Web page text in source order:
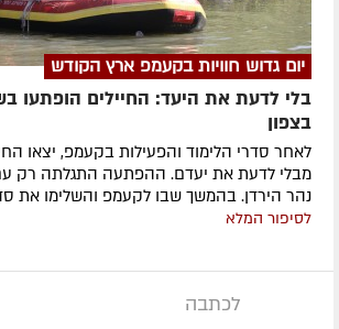
יום גדוש חוויות בקעמפ ארץ הקודש
בלי לדעת את היעד: החיילים הופתעו
בצפון
לאחר סדרי הלימוד והפעילות בקעמפ, יצאו
מבלי לדעת את יעדם. ההפתעה התגלתה רק
נהר הירדן. בהמשך שבו לקעמפ והשלימו את
לסיפור המלא
לכתבה